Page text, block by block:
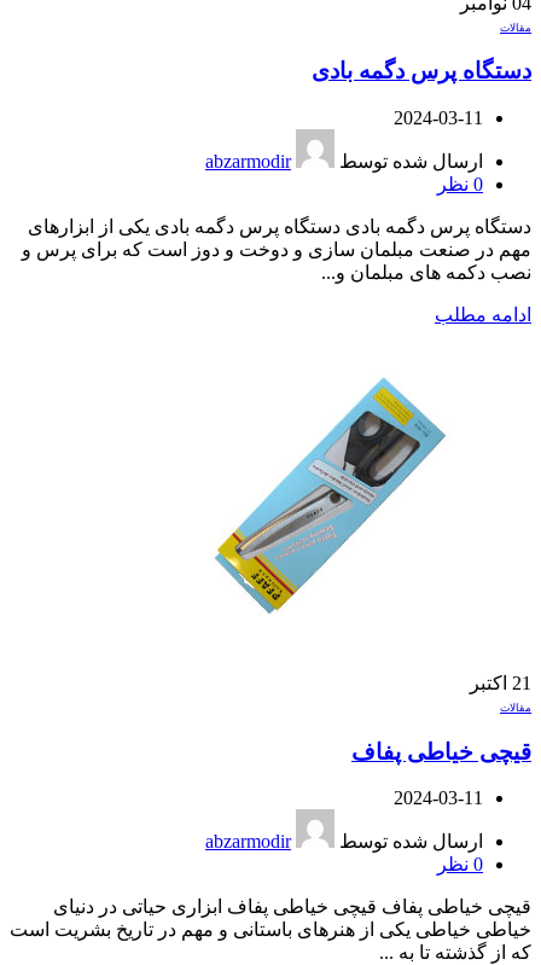
مقالات
دستگاه پرس دگمه بادی
2024-03-11
ارسال شده توسط
abzarmodir
0 نظر
دستگاه پرس دگمه بادی دستگاه پرس دگمه بادی یکی از ابزارهای
مهم در صنعت مبلمان سازی و دوخت و دوز است که برای پرس و
نصب دکمه های مبلمان و...
ادامه مطلب
21 اکتبر
مقالات
قیچی خیاطی پفاف
2024-03-11
ارسال شده توسط
abzarmodir
0 نظر
قیچی خیاطی پفاف قیچی خیاطی پفاف ابزاری حیاتی در دنیای
خیاطی خیاطی یکی از هنرهای باستانی و مهم در تاریخ بشریت است
که از گذشته تا به ...